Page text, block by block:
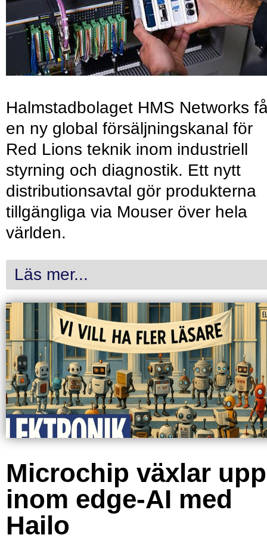
Halmstadbolaget HMS Networks
en ny global försäljningskanal för
Red Lions teknik inom industriell
styrning och diagnostik. Ett nytt
distributionsavtal gör produkterna
tillgängliga via Mouser över hela
världen.
Läs mer...
Microchip växlar upp
inom edge-AI med
Hailo